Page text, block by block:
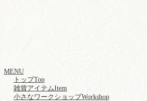
MENU
トップTop
雑貨アイテムItem
小さなワークショップWorkshop